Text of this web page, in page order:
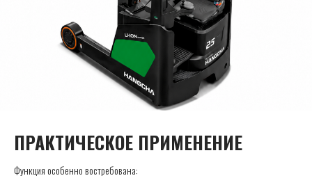
ПРАКТИЧЕСКОЕ ПРИМЕНЕНИЕ
Функция особенно востребована: